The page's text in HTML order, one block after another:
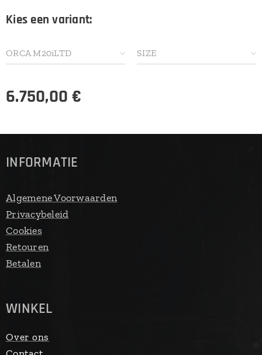
Kies een variant:
ORCA M20iLTD SIZE
6.750,00 €
INFORMATIE
Algemene Voorwaarden
Privacybeleid
Cookies
Retouren
Betalen
WINKEL
Over ons